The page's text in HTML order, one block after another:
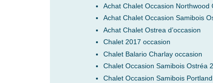
Achat Chalet Occasion
Achat Chalet Occasion Samibois
Achat Chalet Ostrea d’occasion
Chalet 2017 occasion
Chalet Balario Charlay occasion
Chalet Occasion Samibois Ostréa
Chalet Occasion Samibois